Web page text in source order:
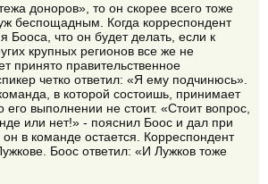
доноров», то он скорее всего тоже
беспощадным. Когда корреспондент
Бооса, что он будет делать, если к
крупных регионов все же не
принято правительственное
четко ответил: «Я ему подчинюсь».
в которой состоишь, принимает
выполнении не стоит. «Стоит вопрос,
или нет!» - пояснил Боос и дал при
в команде остается. Корреспондент
Боос ответил: «И Лужков тоже